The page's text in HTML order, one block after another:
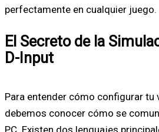
perfectamente en cualquier juego.
El Secreto de la
D-Input
Para entender cómo configurar tu
debemos conocer cómo se
PC. Existen dos lenguajes